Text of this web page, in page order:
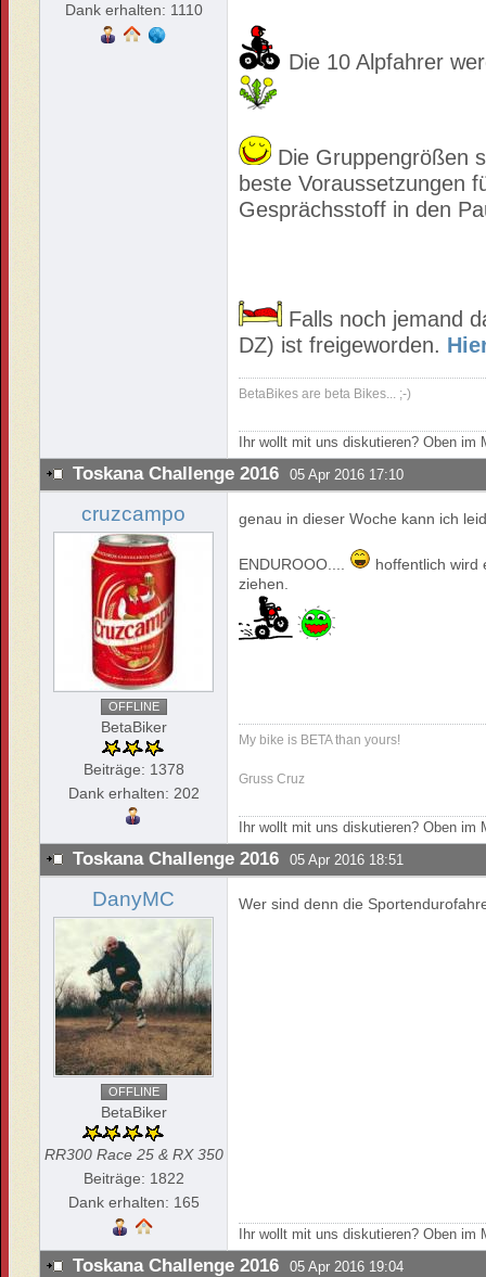
Dank erhalten: 1110
Die 10 Alpfahrer
Die Gruppengrößen
beste Voraussetzungen
Gesprächsstoff in den
Falls noch jemand
DZ) ist freigeworden.
BetaBikes are beta Bikes... ;-)
Ihr wollt mit uns diskutieren? Oben
Toskana Challenge 2016 05 Apr 2016 17:10
cruzcampo
OFFLINE
BetaBiker
Beiträge: 1378
Dank erhalten: 202
genau in dieser Woche kann ich
ENDUROOO....
hoffentlich wird
ziehen.
My bike is BETA than yours!
Gruss Cruz
Ihr wollt mit uns diskutieren? Oben
Toskana Challenge 2016 05 Apr 2016 18:51
DanyMC
OFFLINE
BetaBiker
RR300 Race 25 & RX 350
Beiträge: 1822
Dank erhalten: 165
Wer sind denn die
Ihr wollt mit uns diskutieren? Oben
Toskana Challenge 2016 05 Apr 2016 19:04